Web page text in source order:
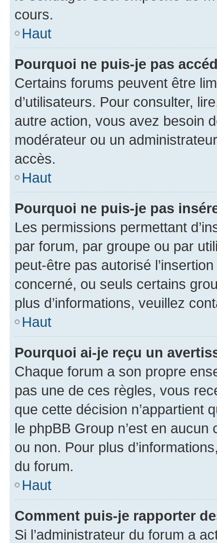
cours.
Haut
Pourquoi ne puis-je pas
Certains forums peuvent être
d’utilisateurs. Pour consulter,
autre action, vous avez besoin
modérateur ou un
accès.
Haut
Pourquoi ne puis-je pas
Les permissions permettant
par forum, par groupe ou par
peut-être pas autorisé
concerné, ou seuls certains
plus d’informations, veuillez
Haut
Pourquoi ai-je reçu un
Chaque forum a son propre
pas une de ces règles, vous
que cette décision n’appartient
le phpBB Group n’est en
ou non. Pour plus
du forum.
Haut
Comment puis-je rapporter
Si l’administrateur du forum a